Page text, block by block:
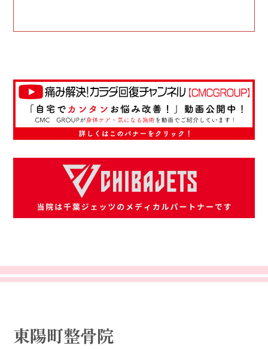
東陽町整骨院